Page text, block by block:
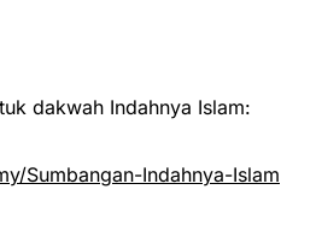
dakwah Indahnya Islam:
Sumbangan-Indahnya-Islam